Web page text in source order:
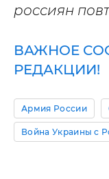
россиян
ВАЖНОЕ
РЕДАКЦИИ!
Армия России
Война Украины с